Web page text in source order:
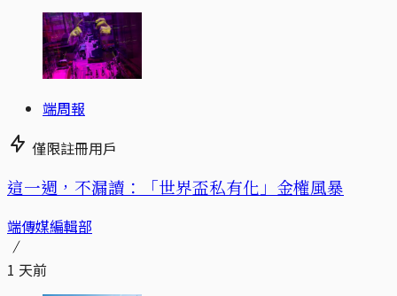
端周報
僅限註冊用戶
這一週，不漏讀：「世界盃私有化」金權風暴
端傳媒編輯部
1 天前